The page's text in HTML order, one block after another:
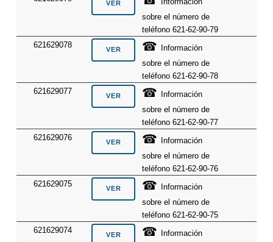
sobre el número de
teléfono 621-62-90-79
621629078
☎
Información
sobre el número de
teléfono 621-62-90-78
621629077
☎
Información
sobre el número de
teléfono 621-62-90-77
621629076
☎
Información
sobre el número de
teléfono 621-62-90-76
621629075
☎
Información
sobre el número de
teléfono 621-62-90-75
621629074
☎
Información